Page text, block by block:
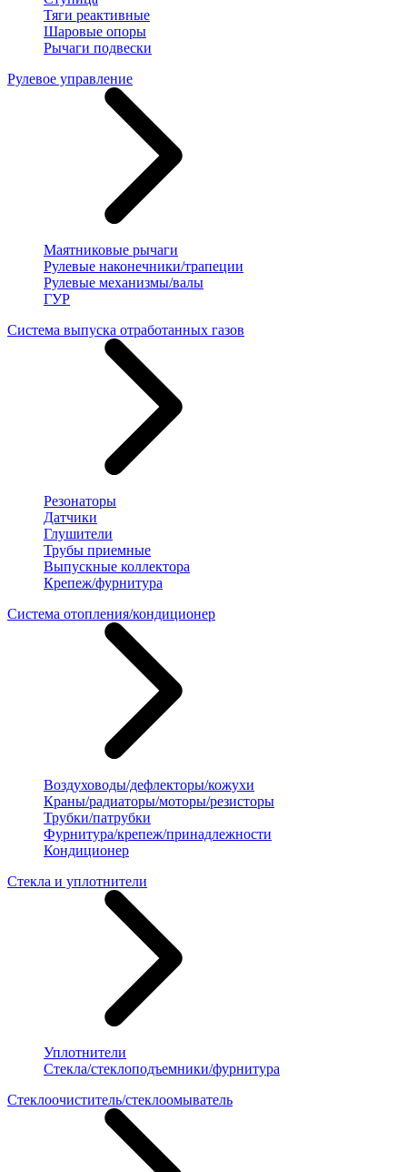
Тяги реактивные
Шаровые опоры
Рычаги подвески
Рулевое управление
Маятниковые рычаги
Рулевые наконечники/трапеции
Рулевые механизмы/валы
ГУР
Система выпуска отработанных газов
Резонаторы
Датчики
Глушители
Трубы приемные
Выпускные коллектора
Крепеж/фурнитура
Система отопления/кондиционер
Воздуховоды/дефлекторы/кожухи
Краны/радиаторы/моторы/резисторы
Трубки/патрубки
Фурнитура/крепеж/принадлежности
Кондиционер
Стекла и уплотнители
Уплотнители
Стекла/стеклоподъемники/фурнитура
Стеклоочиститель/стеклоомыватель